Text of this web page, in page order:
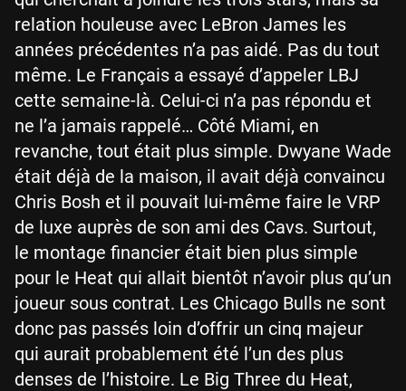
relation houleuse avec LeBron James les
années précédentes n’a pas aidé. Pas du tout
même. Le Français a essayé d’appeler LBJ
cette semaine-là. Celui-ci n’a pas répondu et
ne l’a jamais rappelé… Côté Miami, en
revanche, tout était plus simple. Dwyane Wade
était déjà de la maison, il avait déjà convaincu
Chris Bosh et il pouvait lui-même faire le VRP
de luxe auprès de son ami des Cavs. Surtout,
le montage financier était bien plus simple
pour le Heat qui allait bientôt n’avoir plus qu’un
joueur sous contrat. Les Chicago Bulls ne sont
donc pas passés loin d’offrir un cinq majeur
qui aurait probablement été l’un des plus
denses de l’histoire. Le Big Three du Heat,